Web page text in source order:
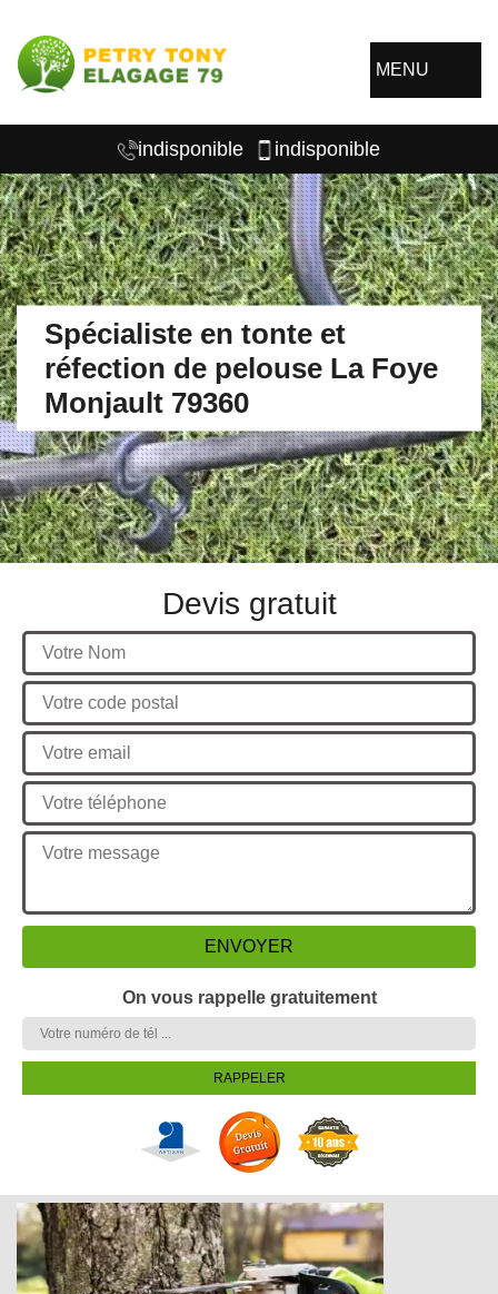
MENU
indisponible indisponible
Spécialiste en tonte et
réfection de pelouse La Foye
Monjault 79360
Devis gratuit
On vous rappelle gratuitement